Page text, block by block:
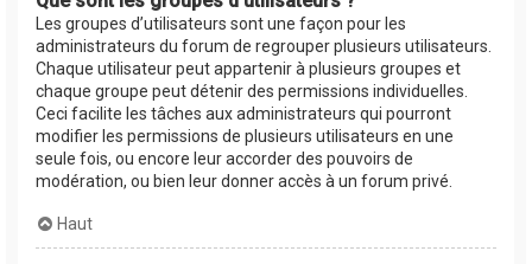
Les groupes d’utilisateurs sont une façon pour les
administrateurs du forum de regrouper plusieurs utilisateurs.
Chaque utilisateur peut appartenir à plusieurs groupes et
chaque groupe peut détenir des permissions individuelles.
Ceci facilite les tâches aux administrateurs qui pourront
modifier les permissions de plusieurs utilisateurs en une
seule fois, ou encore leur accorder des pouvoirs de
modération, ou bien leur donner accès à un forum privé.
Haut